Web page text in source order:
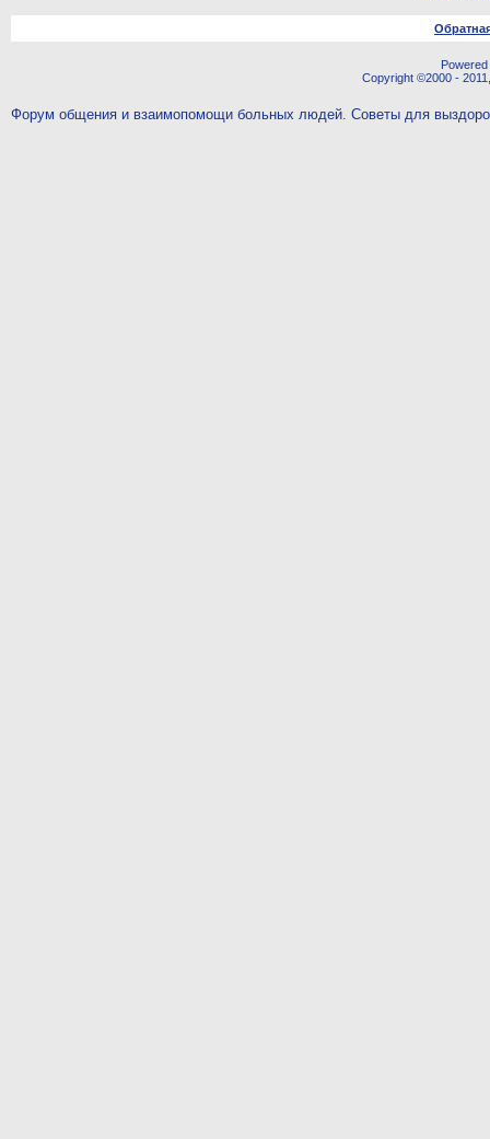
Copyright ©2000 -
Форум общения и взаимопомощи больных людей. Советы для